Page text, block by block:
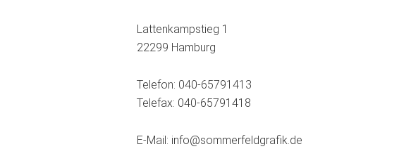
Lattenkampstieg 1
22299 Hamburg
Telefon: 040-65791413
Telefax: 040-65791418
E-Mail: info@sommerfeldgrafik.de